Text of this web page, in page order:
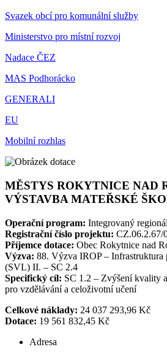
Svazek obcí pro komunální služby
Ministerstvo pro místní rozvoj
Nadace ČEZ
MAS Podhorácko
GENERALI
EU
Mobilní rozhlas
MĚSTYS ROKYTNICE NAD
VÝSTAVBA MATEŘSKÉ
Operační program: Integrovaný
Registrační číslo projektu: CZ.06.2.67/
Příjemce dotace: Obec Rokytnice nad
Výzva: 88. Výzva IROP – Infrastruktura
(SVL) II. – SC 2.4
Specifický cíl: SC 1.2 – Zvýšení kvality
pro vzdělávání a celoživotní učení
Celkové náklady: 24 037 293,96 Kč
Dotace: 19 561 832,45 Kč
Adresa